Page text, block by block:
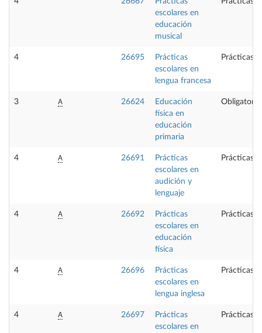
escolares en
educación
musical
4 26695
Prácticas
escolares en
lengua francesa
Prácticas
3 A 26624
Educación
física en
educación
primaria
Obligatoria
4 A 26691
Prácticas
escolares en
audición y
lenguaje
Prácticas
4 A 26692
Prácticas
escolares en
educación
física
Prácticas
4 A 26696
Prácticas
escolares en
lengua inglesa
Prácticas
4 A 26697
Prácticas
escolares en
Prácticas